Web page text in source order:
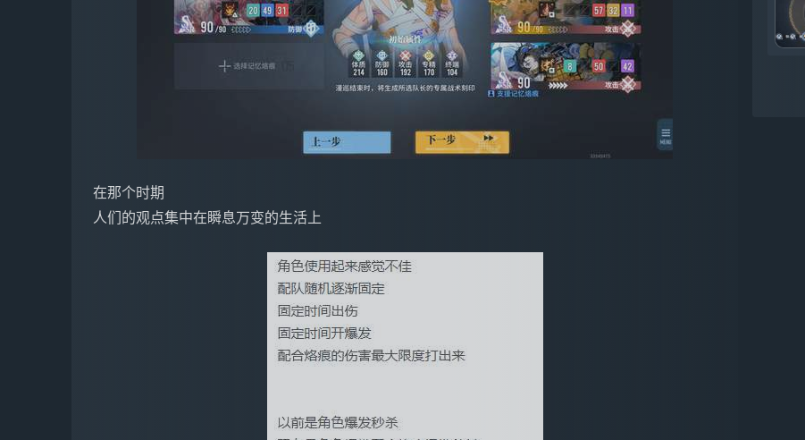
在那个时期
人们的观点集中在瞬息万变的生活上